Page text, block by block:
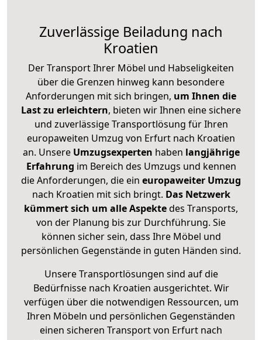
Zuverlässige Beiladung nach
Kroatien
Der Transport Ihrer Möbel und Habseligkeiten
über die Grenzen hinweg kann besondere
Anforderungen mit sich bringen, um Ihnen die
Last zu erleichtern, bieten wir Ihnen eine sichere
und zuverlässige Transportlösung für Ihren
europaweiten Umzug von Erfurt nach Kroatien
an. Unsere Umzugsexperten haben langjährige
Erfahrung im Bereich des Umzugs und kennen
die Anforderungen, die ein europaweiter Umzug
nach Kroatien mit sich bringt. Das Netzwerk
kümmert sich um alle Aspektedes Transports,
von der Planung bis zur Durchführung. Sie
können sicher sein, dass Ihre Möbel und
persönlichen Gegenstände in guten Händen sind.
Unsere Transportlösungen sind auf die
Bedürfnisse nach Kroatien ausgerichtet. Wir
verfügen über die notwendigen Ressourcen, um
Ihren Möbeln und persönlichen Gegenständen
einen sicheren Transport von Erfurt nach